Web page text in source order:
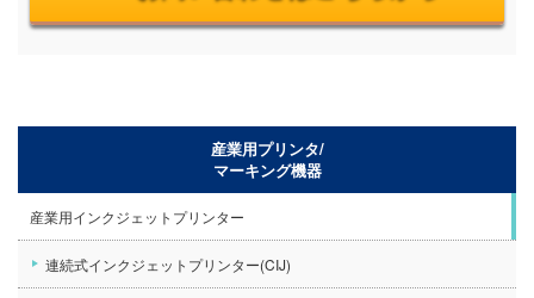
産業用プリンタ/
マーキング機器
産業用インクジェットプリンター
連続式インクジェットプリンター(CIJ)